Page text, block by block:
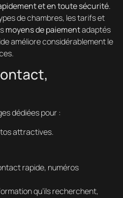
et en toute sécurité.
de chambres, les tarifs et
moyens de paiementadaptés
améliore considérablement le
dédiées pour :
attractives.
rapide, numéros
qu’ils recherchent,